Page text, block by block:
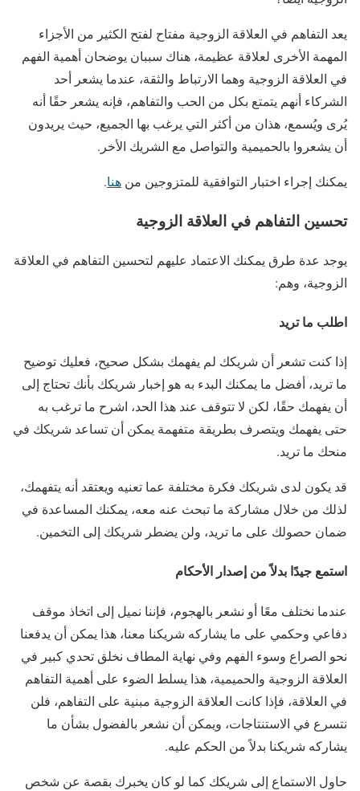
يعد التفاهم في العلاقة الزوجية مفتاح لفتح الكثير من الأجزاء
المهمة الأخرى لعلاقة عظيمة، هناك سببان يوضحان أهمية الفهم
في العلاقة الزوجية وهما الارتباط والثقة، عندما يشعر أحد
الشركاء أنهم يتمتع بكل من الحب والتفاهم، فإنه يشعر حقًا أنه
يُرى ويُسمع، هذان من أكثر التي يرغب بها الجميع، حيث يريدون
أن يشعروا بالحميمية والتواصل مع الشريك الأخر.
يمكنك إجراء اختبار التوافقية للمتزوجين من هنا.
تحسين التفاهم في العلاقة الزوجية
يوجد عدة طرق يمكنك الاعتماد عليهم لتحسين التفاهم في العلاقة
الزوجية، وهم:
اطلب ما تريد
إذا كنت تشعر أن شريكك لم يفهمك بشكل صحيح، فعليك توضيح
ما تريد، أفضل ما يمكنك البدء به هو إخبار شريكك بأنك تحتاج إلى
أن يفهمك حقًا، لكن لا تتوقف عند هذا الحد، اشرح ما ترغب به
حتى يفهمك ويتصرف بطريقة متفهمة يمكن أن تساعد شريكك في
منحك ما تريد.
قد يكون لدى شريكك فكرة مختلفة عما تعنيه ويعتقد أنه يتفهمك،
لذلك من خلال مشاركة ما تبحث عنه معه، يمكنك المساعدة في
ضمان حصولك على ما تريد، ولن يضطر شريكك إلى التخمين.
استمع جيدًا بدلاً من إصدار الأحكام
عندما نختلف معًا أو نشعر بالهجوم، فإننا نميل إلى اتخاذ موقف
دفاعي وحكمي على ما يشاركه شريكنا معنا، هذا يمكن أن يدفعنا
نحو الصراع وسوء الفهم وفي نهاية المطاف نخلق تحدي كبير في
العلاقة الزوجية والحميمية، هذا يسلط الضوء على أهمية التفاهم
في العلاقة، فإذا كانت العلاقة الزوجية مبنية على التفاهم، فلن
نتسرع في الاستنتاجات، ويمكن أن نشعر بالفضول بشأن ما
يشاركه شريكنا بدلاً من الحكم عليه.
حاول الاستماع إلى شريكك كما لو كان يخبرك بقصة عن شخص